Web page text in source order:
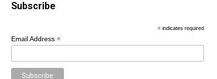
Subscribe
* indicates required
Email Address *